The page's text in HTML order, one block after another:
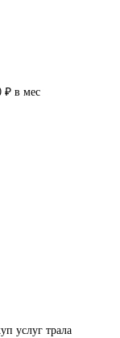
₽ в мес
услуг трала